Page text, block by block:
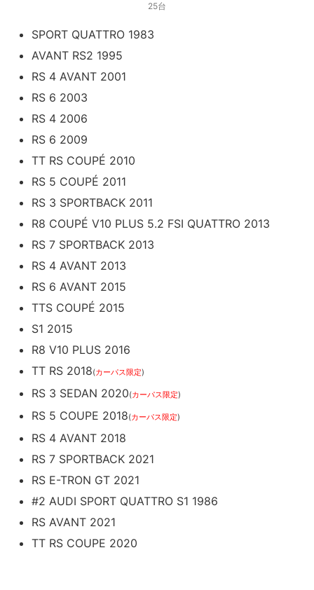
25台
SPORT QUATTRO 1983
AVANT RS2 1995
RS 4 AVANT 2001
RS 6 2003
RS 4 2006
RS 6 2009
TT RS COUPÉ 2010
RS 5 COUPÉ 2011
RS 3 SPORTBACK 2011
R8 COUPÉ V10 PLUS 5.2 FSI QUATTRO 2013
RS 7 SPORTBACK 2013
RS 4 AVANT 2013
RS 6 AVANT 2015
TTS COUPÉ 2015
S1 2015
R8 V10 PLUS 2016
TT RS 2018(カーパス限定)
RS 3 SEDAN 2020(カーパス限定)
RS 5 COUPE 2018(カーパス限定)
RS 4 AVANT 2018
RS 7 SPORTBACK 2021
RS E-TRON GT 2021
#2 AUDI SPORT QUATTRO S1 1986
RS AVANT 2021
TT RS COUPE 2020